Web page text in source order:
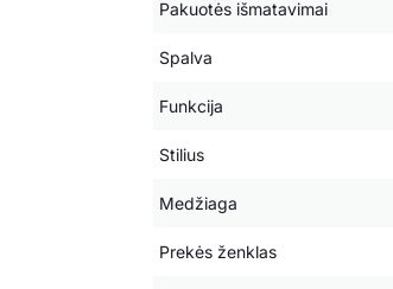
Pakuotės išmatavimai
Spalva
Funkcija
Stilius
Medžiaga
Prekės ženklas